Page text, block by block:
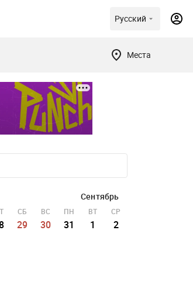
Русский
Места
СБ
29
ВС
30
ПН
31
Сентябрь
ВТ
1
СР
2